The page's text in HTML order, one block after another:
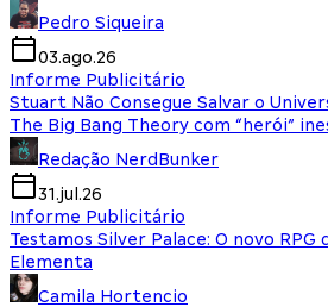
Pedro Siqueira
03.ago.26
Informe Publicitário
Stuart Não Consegue Salvar o
The Big Bang Theory com “herói”
Redação NerdBunker
31.jul.26
Informe Publicitário
Testamos Silver Palace: O novo
Elementa
Camila Hortencio